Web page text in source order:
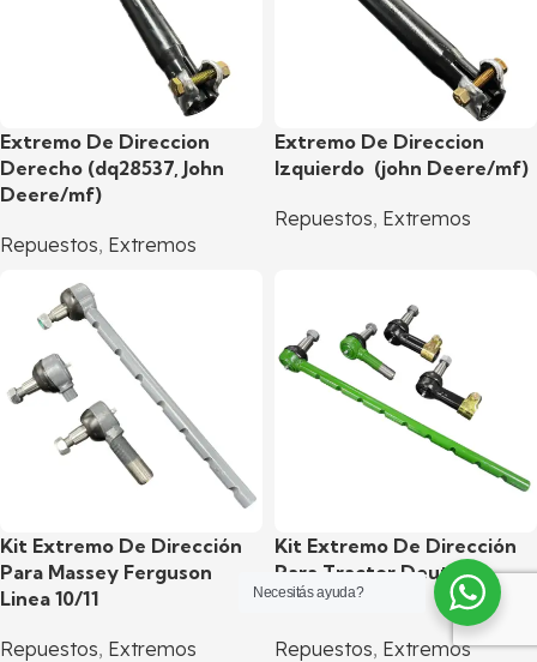
Extremo De Direccion
Derecho (dq28537, John
Deere/mf)
Repuestos, Extremos
Extremo De Direccion
Izquierdo (john Deere/mf)
Repuestos, Extremos
Kit Extremo De Dirección
Para Massey Ferguson
Linea 10/11
Repuestos, Extremos
Kit Extremo De Dirección
Para Tractor Deutz
Ax80/100/120
Repuestos, Extremos
Necesitás ayuda?